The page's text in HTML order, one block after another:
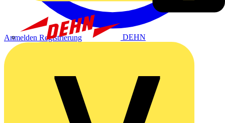
DEHN
Anmelden Registrierung